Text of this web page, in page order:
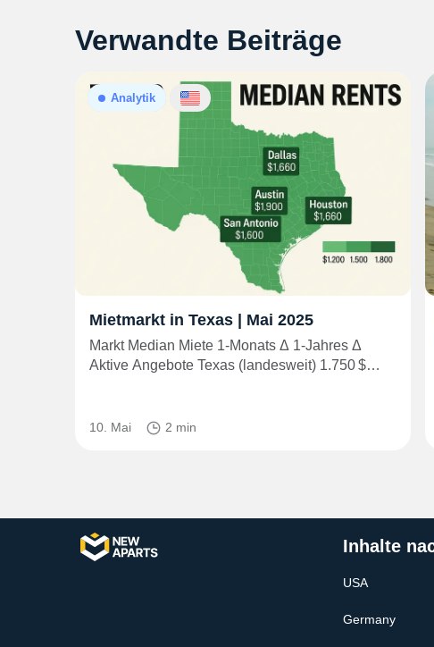
Verwandte Beiträge
Analytik
Mietmarkt in Texas | Mai 2025
Markt Median Miete 1‑Monats Δ 1‑Jahres Δ
Aktive Angebote Texas (landesweit) 1.750 $…
10. Mai 2 min
Inhalte
USA
Germany